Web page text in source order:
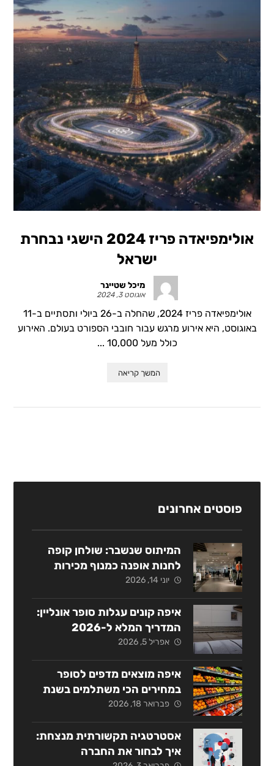
אולימפיאדה פריז 2024 הישגי נבחרת
ישראל
מיכל שטיינר
אוגוסט 3, 2024
אולימפיאדה פריז 2024, שהחלה ב-26 ביולי ותסתיים ב-11
באוגוסט, היא אירוע מרגש עבור חובבי הספורט בעולם. האירוע
כולל מעל 10,000 ...
המשך קריאה
פוסטים אחרונים
המיתוס שנשבר: שולחן קופה
לחנות אופנה כמנוף מכירות
אסטרטגי
יוני 14, 2026
איפה קונים עגלות סופר אונליין:
המדריך המלא ל-2026
אפריל 5, 2026
איפה מוצאים מדפים לסופר
במחירים הכי משתלמים בשנת
2026?
פברואר 18, 2026
אסטרטגיה תקשורתית מנצחת:
איך לבחור את החברה